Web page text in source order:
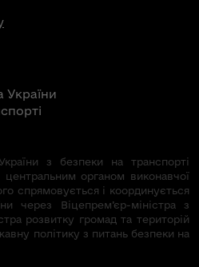
з безпеки на транспорті
центральним органом виконавчої
спрямовується і координується
через Віцепрем’єр-міністра з
розвитку громад та територій
політику з питань безпеки на